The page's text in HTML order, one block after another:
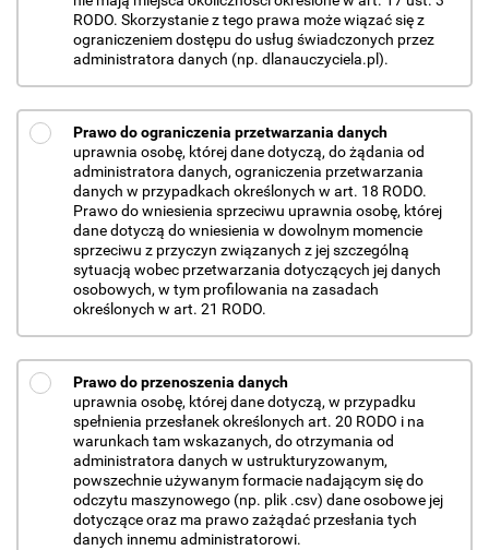
RODO. Skorzystanie z tego prawa może wiązać się z
ograniczeniem dostępu do usług świadczonych przez
administratora danych (np. dlanauczyciela.pl).
Prawo do ograniczenia przetwarzania danych
uprawnia osobę, której dane dotyczą, do żądania od
administratora danych, ograniczenia przetwarzania
danych w przypadkach określonych w art. 18 RODO.
Prawo do wniesienia sprzeciwu uprawnia osobę, której
dane dotyczą do wniesienia w dowolnym momencie
sprzeciwu z przyczyn związanych z jej szczególną
sytuacją wobec przetwarzania dotyczących jej danych
osobowych, w tym profilowania na zasadach
określonych w art. 21 RODO.
Prawo do przenoszenia danych
uprawnia osobę, której dane dotyczą, w przypadku
spełnienia przesłanek określonych art. 20 RODO i na
warunkach tam wskazanych, do otrzymania od
administratora danych w ustrukturyzowanym,
powszechnie używanym formacie nadającym się do
odczytu maszynowego (np. plik .csv) dane osobowe jej
dotyczące oraz ma prawo zażądać przesłania tych
danych innemu administratorowi.